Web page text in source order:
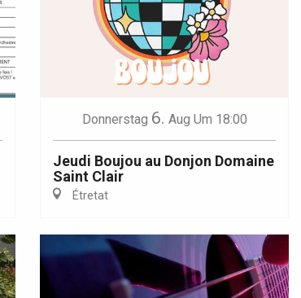
Donnerstag 6. Aug Um 18:00
Jeudi Boujou au Donjon Domaine
Saint Clair
Étretat